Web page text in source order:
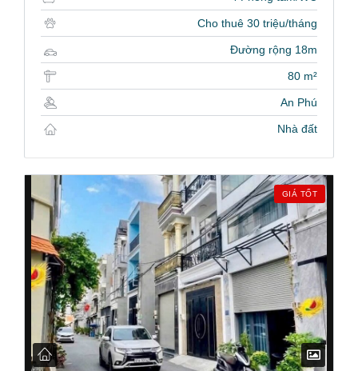
Cho thuê 30 triệu/tháng
Đường rộng 18m
80 m²
An Phú
Nhà đất
GIÁ TỐT